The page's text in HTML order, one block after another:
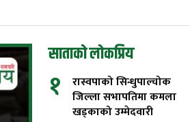
साताको लोकप्रिय
१
रास्वपाको सिन्धुपाल्चोक
जिल्ला सभापतिमा कमला
खड्काको उम्मेदवारी